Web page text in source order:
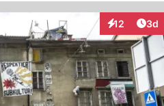
12
Interaktionen
3d